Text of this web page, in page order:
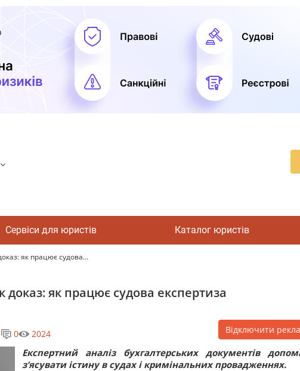
Сервіси для юристів Каталог юристів
як працює судова...
доказ: як працює судова експертиза
0 2024 Відключити
Експертний аналіз бухгалтерських документів
з’ясувати істину в судах і кримінальних провадженнях.